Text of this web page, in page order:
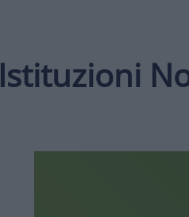
Istituzioni